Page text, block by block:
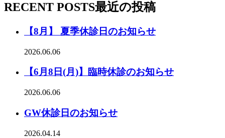
RECENT POSTS最近の投稿
【8月】 夏季休診日のお知らせ
2026.06.06
【6月8日(月)】臨時休診のお知らせ
2026.06.06
GW休診日のお知らせ
2026.04.14